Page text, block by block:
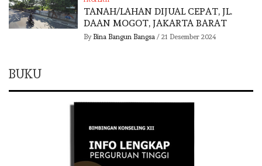
TANAH/LAHAN DIJUAL CEPAT, JL.
DAAN MOGOT, JAKARTA BARAT
By Bina Bangun Bangsa/ 21 Desember 2024
BUKU